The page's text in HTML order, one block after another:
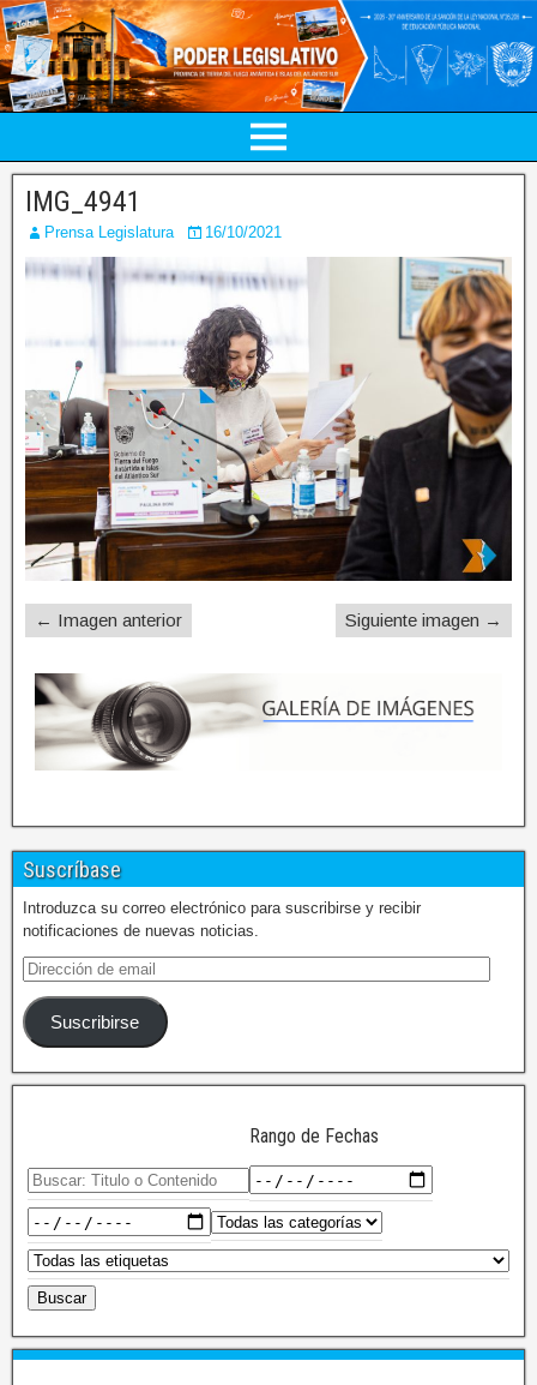
IMG_4941
Prensa Legislatura 16/10/2021
← Imagen anterior Siguiente imagen →
Suscríbase
Introduzca su correo electrónico para suscribirse y recibir
notificaciones de nuevas noticias.
Suscribirse
Rango de Fechas